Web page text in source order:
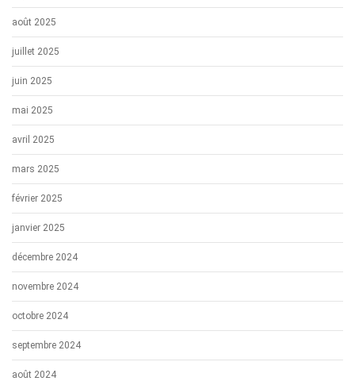
août 2025
juillet 2025
juin 2025
mai 2025
avril 2025
mars 2025
février 2025
janvier 2025
décembre 2024
novembre 2024
octobre 2024
septembre 2024
août 2024